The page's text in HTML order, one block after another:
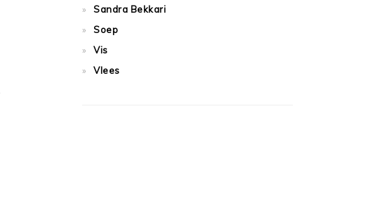
Sandra Bekkari
Soep
Vis
Vlees